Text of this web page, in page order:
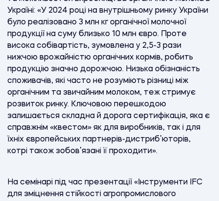
Україні: «У 2024 році на внутрішньому ринку України
було реалізовано 3 млн кг органічної молочної
продукції на суму близько 10 млн євро. Проте
висока собівартість, зумовлена у 2,5-3 рази
нижчою врожайністю органічних кормів, робить
продукцію значно дорожчою. Низька обізнаність
споживачів, які часто не розуміють різниці між
органічним та звичайним молоком, теж стримує
розвиток ринку. Ключовою перешкодою
залишається складна й дорога сертифікація, яка є
справжнім «квестом» як для виробників, так і для
їхніх європейських партнерів-дистриб’юторів,
котрі також зобов’язані її проходити».
На семінарі під час презентації «Інструменти IFC
для зміцнення стійкості агропромислового